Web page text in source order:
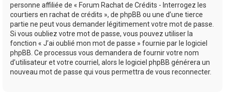
personne affiliée de « Forum Rachat de Crédits - Interrogez les
courtiers en rachat de crédits », de phpBB ou une d’une tierce
partie ne peut vous demander légitimement votre mot de passe.
Si vous oubliez votre mot de passe, vous pouvez utiliser la
fonction « J’ai oublié mon mot de passe » fournie par le logiciel
phpBB. Ce processus vous demandera de fournir votre nom
d’utilisateur et votre courriel, alors le logiciel phpBB générera un
nouveau mot de passe qui vous permettra de vous reconnecter.